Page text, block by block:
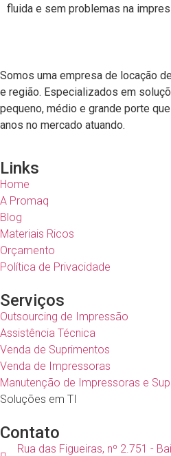
fluida e sem problemas na
Somos uma empresa de locação
e região. Especializados em
pequeno, médio e grande porte
anos no mercado atuando.
Links
Home
A Promaq
Blog
Materiais Ricos
Orçamento
Política de Privacidade
Serviços
Outsourcing de Impressão
Assistência Técnica
Venda de Suprimentos
Venda de Impressoras
Manutenção de Impressoras e
Soluções em TI
Contato
Rua das Figueiras, nº 2.751 -